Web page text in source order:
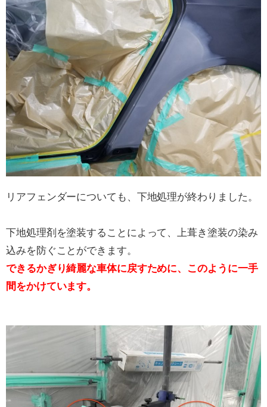
リアフェンダーについても、下地処理が終わりました。
下地処理剤を塗装することによって、上葺き塗装の染み
込みを防ぐことができます。
できるかぎり綺麗な車体に戻すために、このように一手
間をかけています。